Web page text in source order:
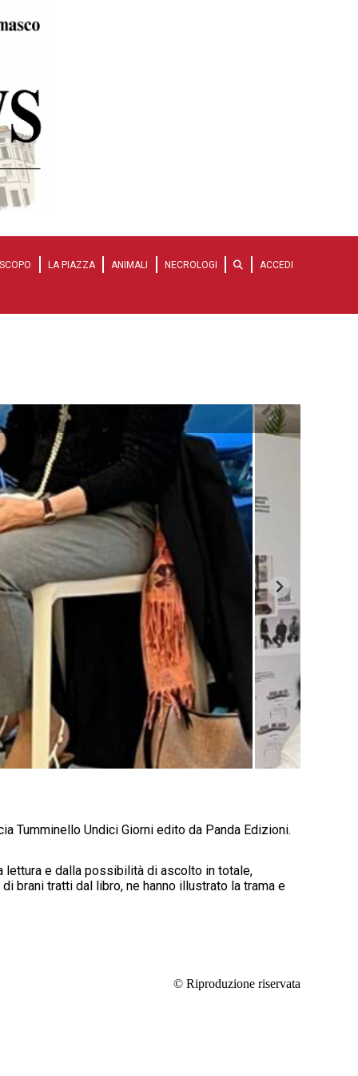
LA PIAZZA ANIMALI NECROLOGI ACCEDI
Tumminello Undici Giorni edito da Panda Edizioni.
lettura e dalla possibilità di ascolto in totale,
brani tratti dal libro, ne hanno illustrato la trama e
© Riproduzione riservata